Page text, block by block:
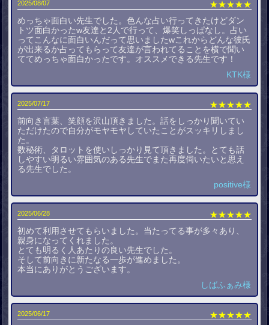
2025/08/07
★★★★★
めっちゃ面白い先生でした。色んな占い行ってきたけどダン
トツ面白かったw友達と2人で行って、爆笑しっぱなし。占い
ってこんなに面白いんだって思いましたwこれからどんな彼氏
が出来るか占ってもらって友達が言われてることを横で聞い
ててめっちゃ面白かったです。オススメできる先生です！
KTK様
2025/07/17
★★★★★
前向き言葉、笑顔を沢山頂きました。話をしっかり聞いてい
ただけたので自分がモヤモヤしていたことがスッキリしまし
た。
数秘術、タロットを使いしっかり見て頂きました。とても話
しやすい明るい雰囲気のある先生でまた再度伺いたいと思え
る先生でした。
positive様
2025/06/28
★★★★★
初めて利用させてもらいました。当たってる事が多々あり、
親身になってくれました。
とても明るく人あたりの良い先生でした。
そして前向きに新たなる一歩が進めました。
本当にありがとうございます。
しばふぁみ様
2025/06/17
★★★★★